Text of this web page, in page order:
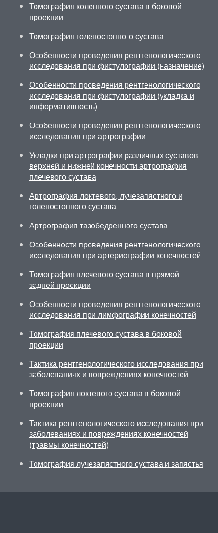
Томография коленного сустава в боковой
проекции
Томография голеностопного сустава
Особенности проведения рентгенологического
исследования при фистулографии (назначение)
Особенности проведения рентгенологического
исследования при фистулографии (укладка и
информативность)
Особенности проведения рентгенологического
исследования при артрографии
Укладки при артрографии различных суставов
верхней и нижней конечности артрография
плечевого сустава
Артрография локтевого, лучезапястного и
голеностопного сустава
Артрография тазобедренного сустава
Особенности проведения рентгенологического
исследования при артериографии конечностей
Томография плечевого сустава в прямой
задней проекции
Особенности проведения рентгенологического
исследования при лимфографии конечностей
Томография плечевого сустава в боковой
проекции
Тактика рентгенологического исследования при
заболеваниях и повреждениях конечностей
Томография локтевого сустава в боковой
проекции
Тактика рентгенологического исследования при
заболеваниях и повреждениях конечностей
(травмы конечностей)
Томография лучезапястного сустава и запястья